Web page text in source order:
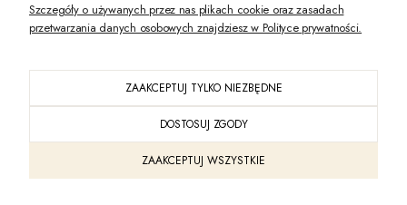
Sklep internetowy Shoper Premium
Szczegóły o używanych przez nas plikach cookie oraz zasadach
przetwarzania danych osobowych znajdziesz w Polityce prywatności.
ZAAKCEPTUJ TYLKO NIEZBĘDNE
DOSTOSUJ ZGODY
ZAAKCEPTUJ WSZYSTKIE